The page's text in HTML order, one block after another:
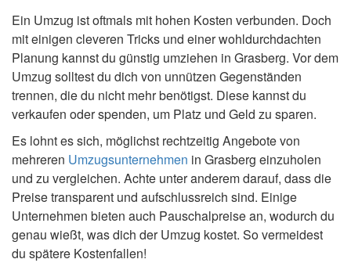
Ein Umzug ist oftmals mit hohen Kosten verbunden. Doch
mit einigen cleveren Tricks und einer wohldurchdachten
Planung kannst du günstig umziehen in Grasberg. Vor dem
Umzug solltest du dich von unnützen Gegenständen
trennen, die du nicht mehr benötigst. Diese kannst du
verkaufen oder spenden, um Platz und Geld zu sparen.
Es lohnt es sich, möglichst rechtzeitig Angebote von
mehreren Umzugsunternehmen in Grasberg einzuholen
und zu vergleichen. Achte unter anderem darauf, dass die
Preise transparent und aufschlussreich sind. Einige
Unternehmen bieten auch Pauschalpreise an, wodurch du
genau wießt, was dich der Umzug kostet. So vermeidest
du spätere Kostenfallen!